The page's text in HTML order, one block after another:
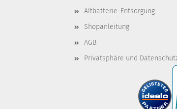
Altbatterie-Entsorgung
Shopanleitung
AGB
Privatsphäre und